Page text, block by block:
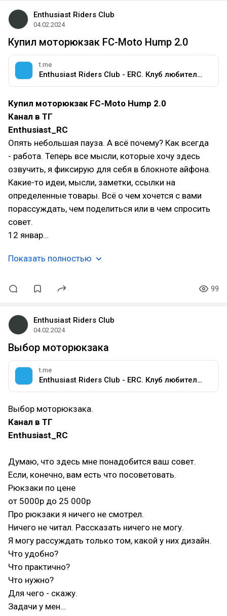
Enthusiast Riders Club
04.02.2024
Купил моторюкзак FC-Moto Hump 2.0
t.me
Enthusiast Riders Club - ERC. Клуб любителей мотоциклов разных марок.
Купил моторюкзак FC-Moto Hump 2.0
Канал в ТГ
Enthusiast_RC
Опять небольшая пауза. А всё почему? Как всегда
- работа. Теперь все мысли, которые хочу здесь
озвучить, я фиксирую для себя в блокноте айфона.
Какие-то идеи, мысли, заметки, ссылки на
определенные товары. Всё о чем хочется с вами
порассуждать, чем поделиться или в чем спросить
совет.
12 январ…
Показать полностью
99
Enthusiast Riders Club
04.02.2024
Выбор моторюкзака
t.me
Enthusiast Riders Club - ERC. Клуб любителей мотоциклов разных марок.
Выбор моторюкзака.
Канал в ТГ
Enthusiast_RC
Думаю, что здесь мне понадобится ваш совет.
Если, конечно, вам есть что посоветовать.
Рюкзаки по цене
от 5000р до 25 000р
Про рюкзаки я ничего не смотрел.
Ничего не читал. Рассказать ничего не могу.
Я могу рассуждать только том, какой у них дизайн.
Что удобно?
Что практично?
Что нужно?
Для чего - скажу.
Задачи у мен…